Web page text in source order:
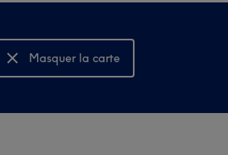
Masquer la carte
Montrer la carte